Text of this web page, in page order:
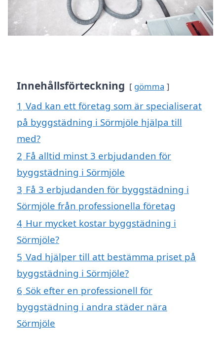
Innehållsförteckning gömma
1 Vad kan ett företag som är specialiserat
på byggstädning i Sörmjöle hjälpa till
med?
2 Få alltid minst 3 erbjudanden för
byggstädning i Sörmjöle
3 Få 3 erbjudanden för byggstädning i
Sörmjöle från professionella företag
4 Hur mycket kostar byggstädning i
Sörmjöle?
5 Vad hjälper till att bestämma priset på
byggstädning i Sörmjöle?
6 Sök efter en professionell för
byggstädning i andra städer nära
Sörmjöle